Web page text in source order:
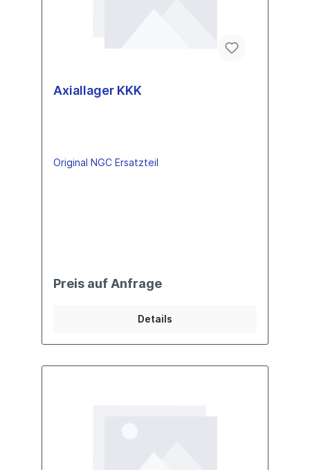
Axiallager KKK
Original NGC Ersatzteil
Preis auf Anfrage
Details